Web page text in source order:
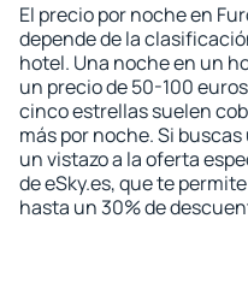
El precio por noche en
depende de la
hotel. Una noche en un
un precio de 50-100
cinco estrellas suelen
más por noche. Si
un vistazo a la oferta
de eSky.es, que te
hasta un 30% de